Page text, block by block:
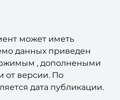
может иметь
данных приведен
, дополнеными
от версии. По
дата публикации.